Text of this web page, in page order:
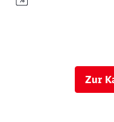
Zur